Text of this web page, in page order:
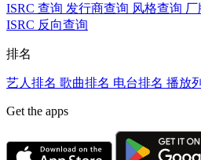
ISRC 查询 发行商查询 风格查询 厂
ISRC 反向查询
排名
艺人排名 歌曲排名 电台排名 播放
Get the apps